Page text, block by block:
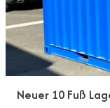
Neuer 10 Fuß